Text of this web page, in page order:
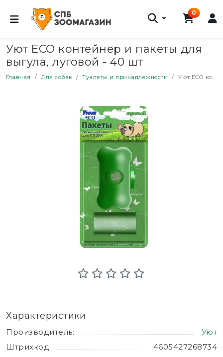
0
Уют ECO контейнер и пакеты для
выгула, луговой - 40 шт
Главная Для собак Туалеты и принадлежности Уют ECO контейнер и пакеты для выгула, луговой - 40 шт
Характеристики
Производитель:
Уют
Штрихкод
4605427268734